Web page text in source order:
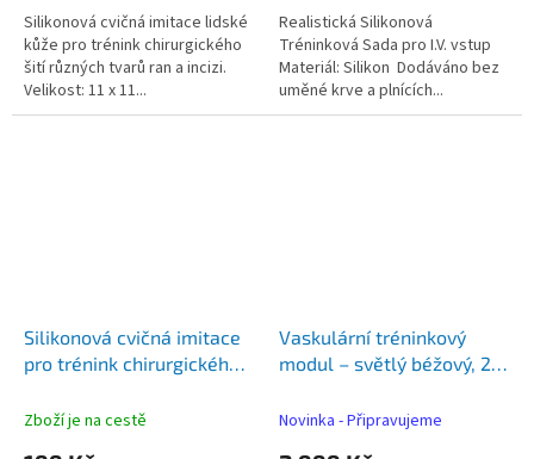
Silikonová cvičná imitace lidské
kůže pro trénink chirurgického
šití různých tvarů ran a incizi.
Velikost: 11 x 11...
Realistická Silikonová
Tréninková Sada pro I.V. vstup
Materiál: Silikon Dodáváno bez
uměné krve a plnících...
Silikonová cvičná imitace
pro trénink chirurgického
Zboží je na cestě
Vaskulární tréninkový
modul – světlý béžový, 2
8 mm) pro nácvik
Novinka - Připravujeme